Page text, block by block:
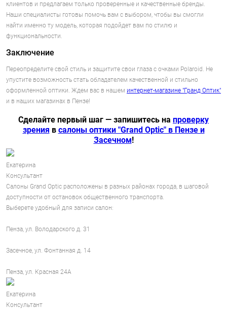
клиентов и предлагаем только проверенные и качественные бренды.
Наши специалисты готовы помочь вам с выбором, чтобы вы смогли
найти именно ту модель, которая подойдет вам по стилю и
функциональности.
Заключение
Переопределите свой стиль и защитите свои глаза с очками Polaroid. Не
упустите возможность стать обладателем качественной и стильно
оформленной оптики. Ждем вас в нашем интернет-магазине "Гранд Оптик"
и в наших магазинах в Пензе!
Сделайте первый шаг — запишитесь на проверку
зрения в салоны оптики "Grand Optic" в Пензе и
Засечном!
Екатерина
Консультант
Салоны Grand Optic расположены в разных районах города, в шаговой
доступности от остановок общественного транспорта.
Выберете удобный для записи салон:
Пенза, ул. Володарского д. 31
Засечное, ул. Фонтанная д. 14
Пенза, ул. Красная 24А
Екатерина
Консультант